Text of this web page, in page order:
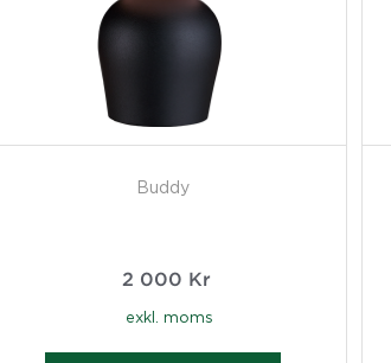
Buddy
2 000 Kr
exkl. moms